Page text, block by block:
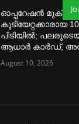
ഓപ്പറേഷൻ മുക്ത:
കുടിയേറ്റക്കാരായ
പിടിയില്‍;
ആധാര്‍ കാര്‍ഡ്,
August 10, 2026